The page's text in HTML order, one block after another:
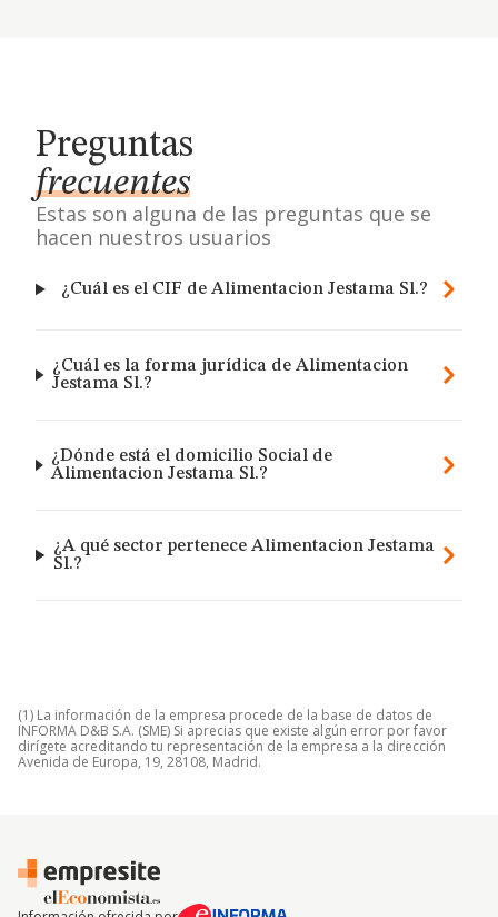
Preguntas
frecuentes
Estas son alguna de las preguntas que se
hacen nuestros usuarios
¿Cuál es el CIF de Alimentacion Jestama Sl.?
¿Cuál es la forma jurídica de Alimentacion
Jestama Sl.?
¿Dónde está el domicilio Social de
Alimentacion Jestama Sl.?
¿A qué sector pertenece Alimentacion Jestama
Sl.?
(1) La información de la empresa procede de la base de datos de
INFORMA D&B S.A. (SME) Si aprecias que existe algún error por favor
dirígete acreditando tu representación de la empresa a la dirección
Avenida de Europa, 19, 28108, Madrid.